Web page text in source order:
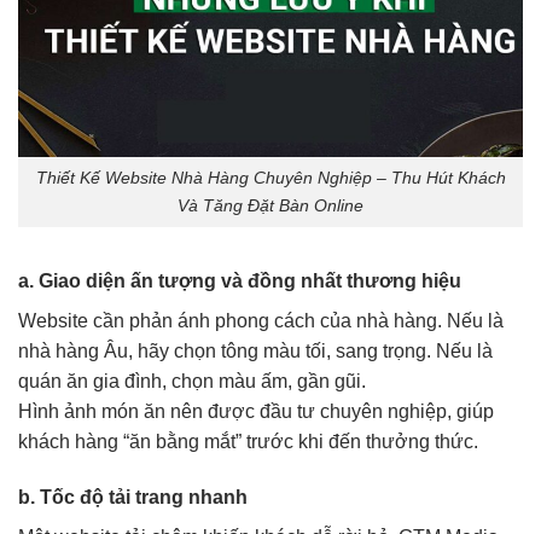
Thiết Kế Website Nhà Hàng Chuyên Nghiệp – Thu Hút Khách
Và Tăng Đặt Bàn Online
a. Giao diện ấn tượng và đồng nhất thương hiệu
Website cần phản ánh phong cách của nhà hàng. Nếu là
nhà hàng Âu, hãy chọn tông màu tối, sang trọng. Nếu là
quán ăn gia đình, chọn màu ấm, gần gũi.
Hình ảnh món ăn nên được đầu tư chuyên nghiệp, giúp
khách hàng “ăn bằng mắt” trước khi đến thưởng thức.
b. Tốc độ tải trang nhanh